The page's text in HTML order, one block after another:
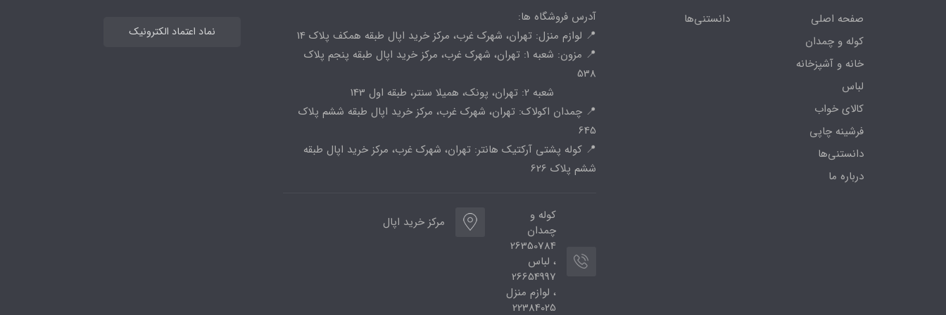
صفحه اصلی
کوله و چمدان
خانه و آشپزخانه
لباس
کالای خواب
فرشینه چاپی
دانستنی‌ها
درباره ما
دانستنی‌ها
آدرس فروشگاه ها:
📍 لوازم منزل: تهران، شهرک غرب، مرکز خرید اپال طبقه همکف پلاک 14
📍 مزون: شعبه 1: تهران، شهرک غرب، مرکز خرید اپال طبقه پنجم پلاک
538
شعبه 2: تهران، پونک، همیلا سنتر، طبقه اول 143
📍 چمدان اکولاک: تهران، شهرک غرب، مرکز خرید اپال طبقه ششم پلاک
645
📍 کوله پشتی آرکتیک هانتر: تهران، شهرک غرب، مرکز خرید اپال طبقه
ششم پلاک 626
کوله و
چمدان
26350784
، لباس
26654997
، لوازم منزل
22384025
مرکز خرید اپال
نماد اعتماد الکترونیک